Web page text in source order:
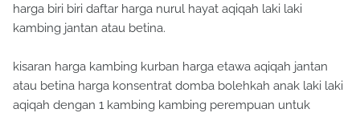
harga biri biri daftar harga nurul hayat aqiqah laki laki
kambing jantan atau betina.
kisaran harga kambing kurban harga etawa aqiqah jantan
atau betina harga konsentrat domba bolehkah anak laki laki
aqiqah dengan 1 kambing kambing perempuan untuk